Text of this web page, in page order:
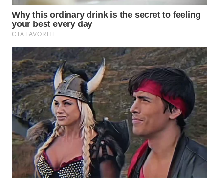
SERDANG
WN
TINGGI
WN
PAKPAK
WN
KARAWANG
WN
BEKASI